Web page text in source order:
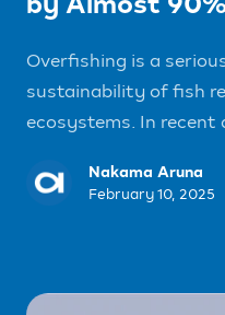
Overfishing is a
sustainability of fish
ecosystems. In recent
Nakama Aruna
February 10, 2025